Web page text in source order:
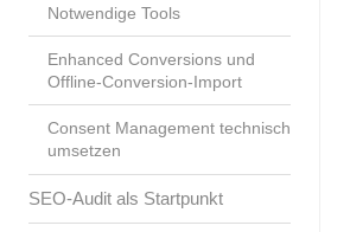
Notwendige Tools
Enhanced Conversions und
Offline-Conversion-Import
Consent Management technisch
umsetzen
SEO-Audit als Startpunkt